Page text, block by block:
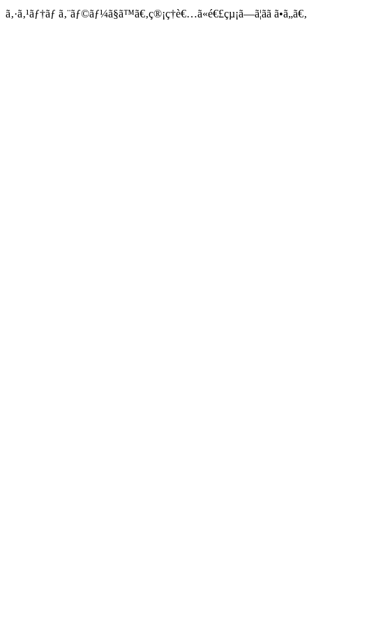
ã‚·ã‚¹ãƒ†ãƒ ã‚¨ãƒ©ãƒ¼ã§ã™ã€‚ç®¡ç†è€…ã«é€£çµ¡ã—ã¦ãã ã•ã„ã€‚